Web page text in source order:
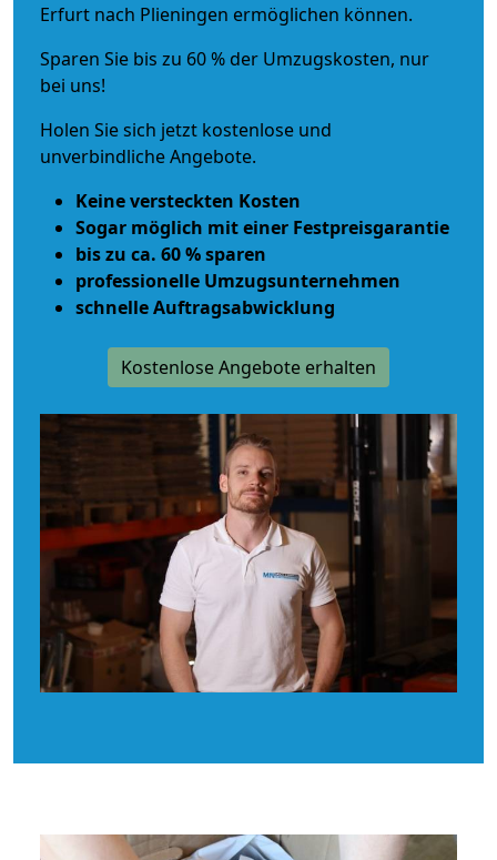
Erfurt nach Plieningen ermöglichen können.
Sparen Sie bis zu 60 % der Umzugskosten, nur
bei uns!
Holen Sie sich jetzt kostenlose und
unverbindliche Angebote.
Keine versteckten Kosten
Sogar möglich mit einer Festpreisgarantie
bis zu ca. 60 % sparen
professionelle Umzugsunternehmen
schnelle Auftragsabwicklung
Kostenlose Angebote erhalten